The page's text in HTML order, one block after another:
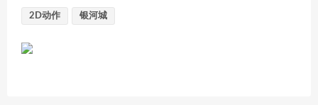
2D动作 银河城